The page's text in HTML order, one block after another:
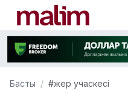
Басты #жер учаскесі